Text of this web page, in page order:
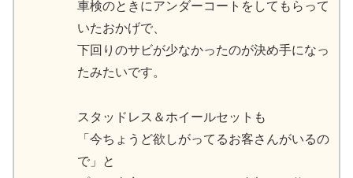
車検のときにアンダーコートをしてもらって
いたおかげで、
下回りのサビが少なかったのが決め手になっ
たみたいです。
スタッドレス＆ホイールセットも
「今ちょうど欲しがってるお客さんがいるの
で」と